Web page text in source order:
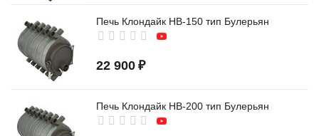
Печь Клондайк НВ-150 тип Булерьян
22 900 ₽
Печь Клондайк НВ-200 тип Булерьян